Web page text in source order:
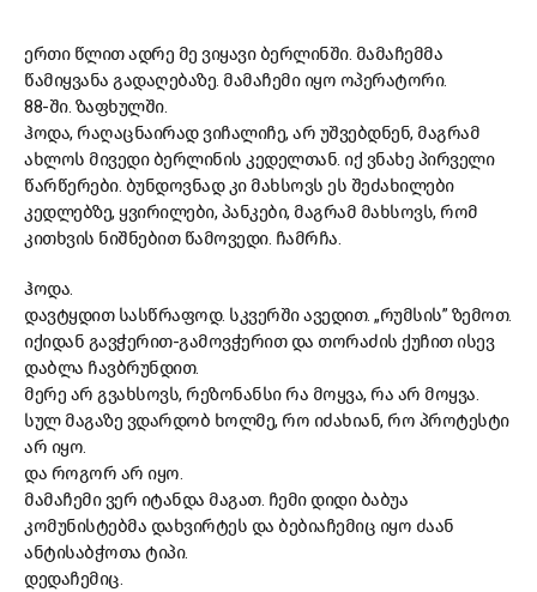
ერთი წლით ადრე მე ვიყავი ბერლინში. მამაჩემმა
წამიყვანა გადაღებაზე. მამაჩემი იყო ოპერატორი.
88-ში. ზაფხულში.
ჰოდა, რაღაცნაირად ვიჩალიჩე, არ უშვებდნენ, მაგრამ
ახლოს მივედი ბერლინის კედელთან. იქ ვნახე პირველი
წარწერები. ბუნდოვნად კი მახსოვს ეს შეძახილები
კედლებზე, ყვირილები, პანკები, მაგრამ მახსოვს, რომ
კითხვის ნიშნებით წამოვედი. ჩამრჩა.
ჰოდა.
დავტყდით სასწრაფოდ. სკვერში ავედით. „რუმსის” ზემოთ.
იქიდან გავჭერით-გამოვჭერით და თორაძის ქუჩით ისევ
დაბლა ჩავბრუნდით.
მერე არ გვახსოვს, რეზონანსი რა მოყვა, რა არ მოყვა.
სულ მაგაზე ვდარდობ ხოლმე, რო იძახიან, რო პროტესტი
არ იყო.
და როგორ არ იყო.
მამაჩემი ვერ იტანდა მაგათ. ჩემი დიდი ბაბუა
კომუნისტებმა დახვირტეს და ბებიაჩემიც იყო ძაან
ანტისაბჭოთა ტიპი.
დედაჩემიც.